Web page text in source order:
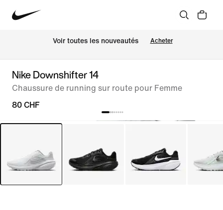
Voir toutes les nouveautés Acheter
Nike Downshifter 14
Chaussure de running sur route pour Femme
80 CHF